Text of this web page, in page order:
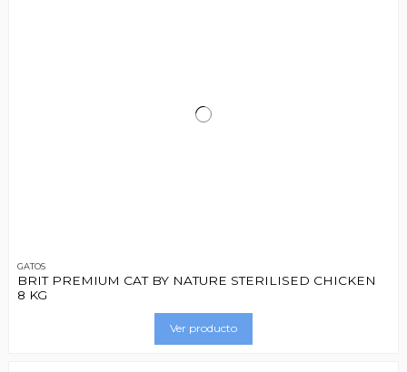
GATOS
BRIT PREMIUM CAT BY NATURE STERILISED CHICKEN
8 KG
Ver producto